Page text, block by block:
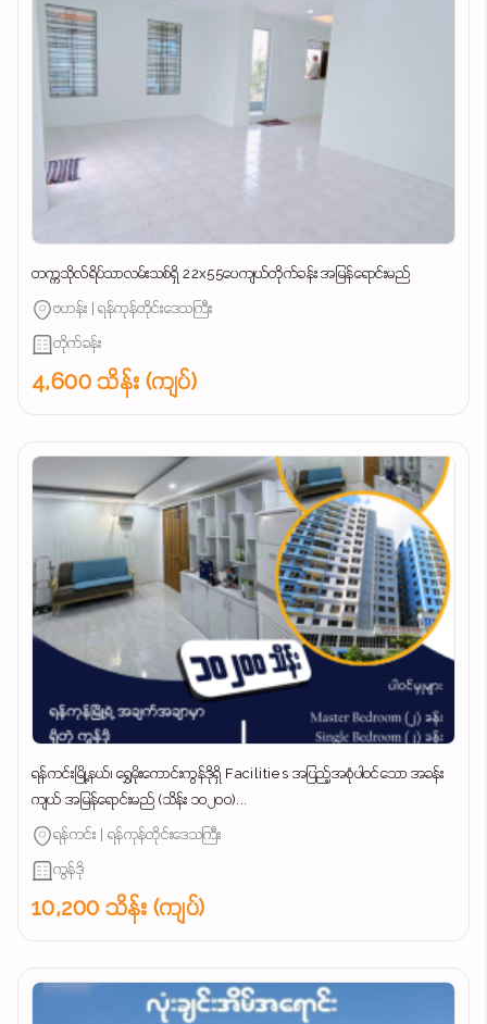
တက္ကသိုလ်ရိပ်သာလမ်းသစ်ရှိ 22x55ပေကျယ်တိုက်ခန်း အမြန်ရောင်းမည်
ဗဟန်း | ရန်ကုန်တိုင်းဒေသကြီး
တိုက်ခန်း
4,600 သိန်း (ကျပ်)
ရန်ကင်းမြို့နယ်၊ ရွှေမိုးကောင်းကွန်ဒိုရှိ Facilities အပြည့်အစုံပါဝင်သော အခန်း
ကျယ် အမြန်ရောင်းမည် (သိန်း ၁၀၂၀၀)...
ရန်ကင်း | ရန်ကုန်တိုင်းဒေသကြီး
ကွန်ဒို
10,200 သိန်း (ကျပ်)